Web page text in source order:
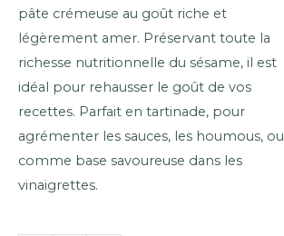
pâte crémeuse au goût riche et
légèrement amer. Préservant toute la
richesse nutritionnelle du sésame, il est
idéal pour rehausser le goût de vos
recettes. Parfait en tartinade, pour
agrémenter les sauces, les houmous, ou
comme base savoureuse dans les
vinaigrettes.